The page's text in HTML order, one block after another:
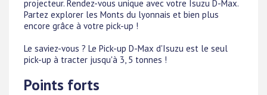
projecteur. Rendez-vous unique avec votre Isuzu D-Max.
Partez explorer les Monts du lyonnais et bien plus
encore grâce à votre pick-up !
Le saviez-vous ? Le Pick-up D-Max d'Isuzu est le seul
pick-up à tracter jusqu'à 3, 5 tonnes !
Points forts